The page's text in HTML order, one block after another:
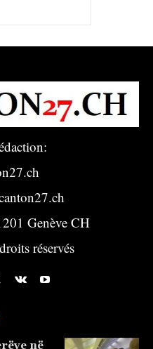
Genève CH
réservés
në